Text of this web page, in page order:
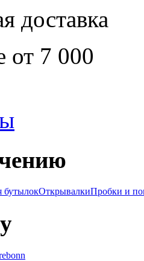
доставка
от 7 000
бутылокОткрывалкиПробки и